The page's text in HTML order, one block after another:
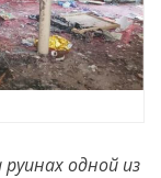
одной из